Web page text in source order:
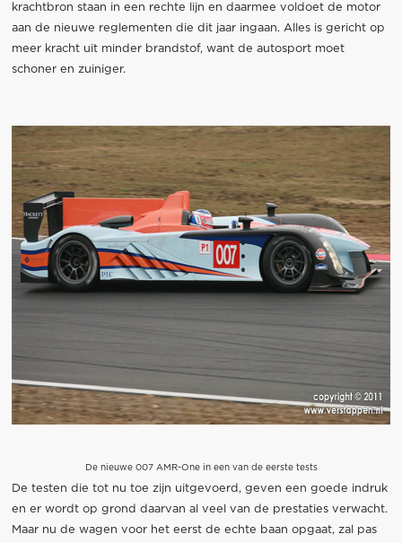
krachtbron staan in een rechte lijn en daarmee voldoet de motor
aan de nieuwe reglementen die dit jaar ingaan. Alles is gericht op
meer kracht uit minder brandstof, want de autosport moet
schoner en zuiniger.
De nieuwe 007 AMR-One in een van de eerste tests
De testen die tot nu toe zijn uitgevoerd, geven een goede indruk
en er wordt op grond daarvan al veel van de prestaties verwacht.
Maar nu de wagen voor het eerst de echte baan opgaat, zal pas